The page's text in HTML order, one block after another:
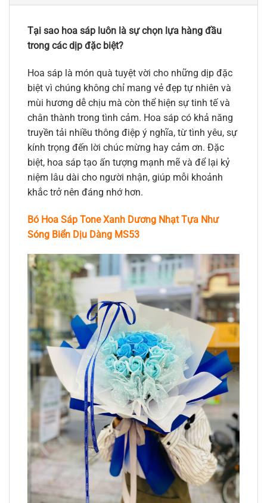
Tại sao hoa sáp luôn là sự chọn lựa hàng đầu
trong các dịp đặc biệt?
Hoa sáp là món quà tuyệt vời cho những dịp đặc
biệt vì chúng không chỉ mang vẻ đẹp tự nhiên và
mùi hương dễ chịu mà còn thể hiện sự tinh tế và
chân thành trong tình cảm. Hoa sáp có khả năng
truyền tải nhiều thông điệp ý nghĩa, từ tình yêu, sự
kính trọng đến lời chúc mừng hay cảm ơn. Đặc
biệt, hoa sáp tạo ấn tượng mạnh mẽ và để lại kỷ
niệm lâu dài cho người nhận, giúp mỗi khoảnh
khắc trở nên đáng nhớ hơn.
Bó Hoa Sáp Tone Xanh Dương Nhạt Tựa Như
Sóng Biển Dịu Dàng MS53